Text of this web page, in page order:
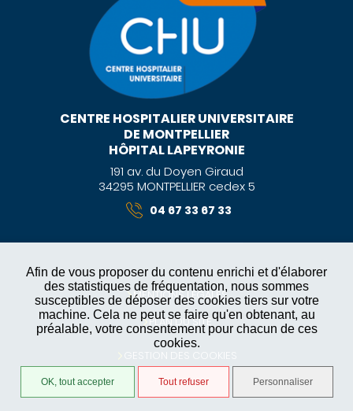
Afin de vous proposer du contenu enrichi et d'élaborer
des statistiques de fréquentation, nous sommes
susceptibles de déposer des cookies tiers sur votre
machine. Cela ne peut se faire qu'en obtenant, au
préalable, votre consentement pour chacun de ces
cookies.
OK, tout accepter Tout refuser Personnaliser
CENTRE HOSPITALIER UNIVERSITAIRE
DE MONTPELLIER
HÔPITAL LAPEYRONIE
191 av. du Doyen Giraud
34295 MONTPELLIER cedex 5
04 67 33 67 33
MENTIONS LÉGALES
PLAN DU SITE
GESTION DES COOKIES